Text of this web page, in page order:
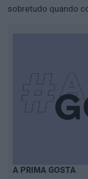
sobretudo quando
A PRIMA GOSTA